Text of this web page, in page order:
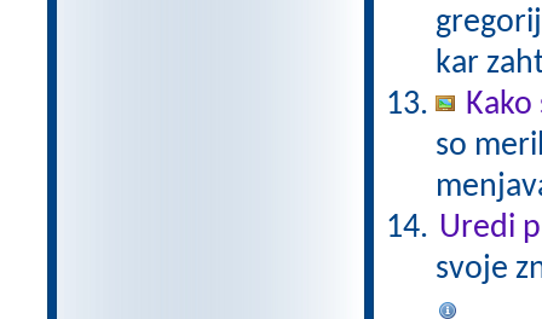
kar
Kako
so
Uredi
svoje